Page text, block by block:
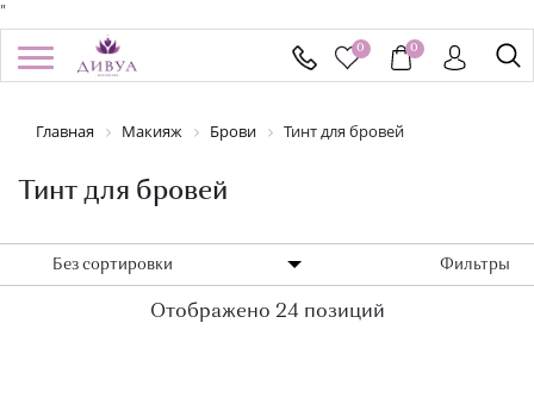
"
0 0
КАТАЛОГ
БРЕНДЫ
УСПЕЙ КУПИТЬ
Здравствуйте! Что вы ищете?
Главная Макияж Брови Тинт для бровей
Тинт для бровей
Фильтры
Без сортировки
Отображено 24 позиций